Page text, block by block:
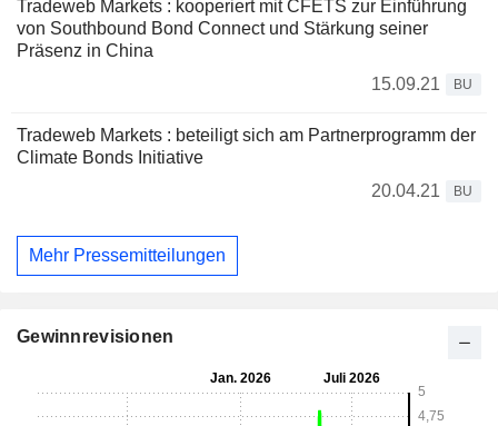
Tradeweb Markets : kooperiert mit CFETS zur Einführung
von Southbound Bond Connect und Stärkung seiner
Präsenz in China
15.09.21
BU
Tradeweb Markets : beteiligt sich am Partnerprogramm der
Climate Bonds Initiative
20.04.21
BU
Mehr Pressemitteilungen
Gewinnrevisionen